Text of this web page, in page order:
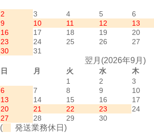
2
3 4 5 6
9
10 11 12 13
16
17 18 19 20
23
24 25 26 27
30
31
翌月(2026年9月)
日 月 火 水 木
1
2 3
6
7 8 9 10
13
14 15 16 17
20
21 22 23 24
27
28 29 30
( 発送業務休日)